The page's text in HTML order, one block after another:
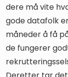
dere må vite
gode datafolk
måneder å få
de fungerer